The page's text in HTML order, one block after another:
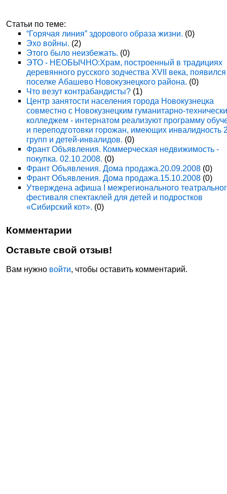
Статьи по теме:
“Горячая линия” здорового образа жизни. (0)
Эхо войны. (2)
Этого было неизбежать. (0)
ЭТО - НЕОБЫЧНО:Храм, построенный в традициях
деревянного русского зодчества XVII века,
поселке Абашево Новокузнецкого района. (0)
Что везут контрабандисты? (1)
Центр занятости населения города Новокузнецка
совместно с Новокузнецким гуманитарно-
колледжем - интернатом реализуют программу
и переподготовки горожан, имеющих инвалидность
групп и детей-инвалидов. (0)
Франт Объявления. Коммерческая недвижимость -
покупка. 02.10.2008. (0)
Франт Объявления. Дома продажа.20.09.2008 (0)
Франт Объявления. Дома продажа.15.10.2008 (0)
Утверждена афиша I межрегионального
фестиваля спектаклей для детей и подростков
«Сибирский кот». (0)
Комментарии
Оставьте свой отзыв!
Вам нужно войти, чтобы оставить комментарий.